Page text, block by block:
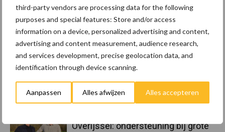
third-party vendors are processing data for the following
purposes and special features: Store and/or access
information on a device, personalized advertising and content,
advertising and content measurement, audience research,
and services development, precise geolocation data, and
identification through device scanning.
Aanpassen Alles afwijzen Alles accepteren
EU-pluimveesector groeit door,
maar tempo vlakt af
Kwaliteit als wapen tegen
Overijssel: ondersteuning bij grote